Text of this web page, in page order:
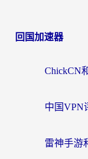
回国加速器